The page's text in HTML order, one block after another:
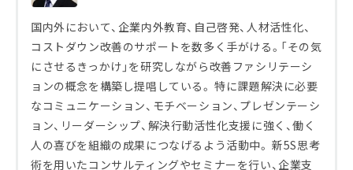
国内外において、企業内外教育、自己啓発、人材活性化、
コストダウン改善のサポートを数多く手がける。「その気
にさせるきっかけ」を研究しながら改善ファシリテーシ
ョンの概念を構築し提唱している。 特に課題解決に必要
なコミュニケーション、モチベーション、プレゼンテーシ
ョン、リーダーシップ、解決行動活性化支援に強く、働く
人の喜びを組織の成果につなげるよう活動中。 新5S思考
術を用いたコンサルティングやセミナーを行い、企業支